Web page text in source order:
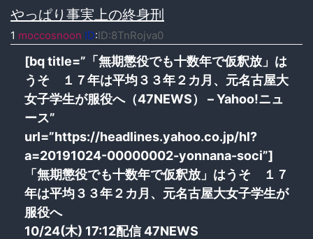
やっぱり事実上の終身刑
1 moccosnoon ID:ID:8TnRojva0
[bq title=”「無期懲役でも十数年で仮釈放」は
うそ １７年は平均３３年２カ月、元名古屋大
女子学生が服役へ（47NEWS） – Yahoo!ニュ
ース”
url=”https://headlines.yahoo.co.jp/hl?
a=20191024-00000002-yonnana-soci”]
「無期懲役でも十数年で仮釈放」はうそ １７
年は平均３３年２カ月、元名古屋大女子学生が
服役へ
10/24(木) 17:12配信 47NEWS